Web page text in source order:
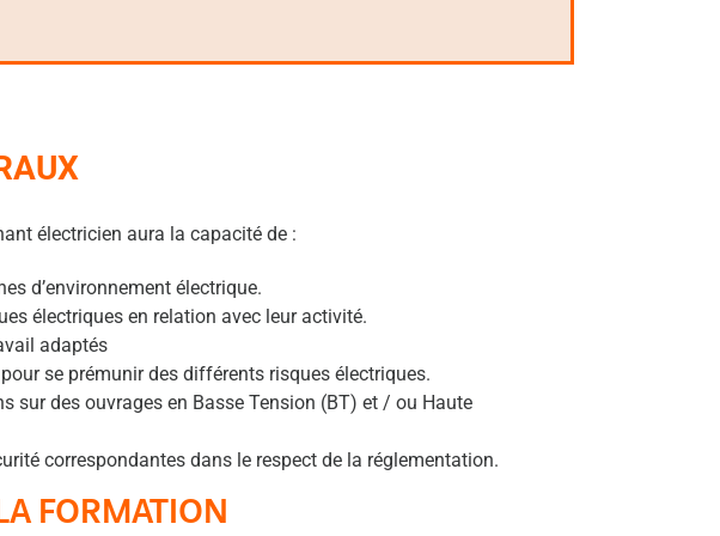
électricien aura la capacité de :
d’environnement électrique.
électriques en relation avec leur activité.
adaptés
se prémunir des différents risques électriques.
sur des ouvrages en Basse Tension (BT) et / ou Haute
correspondantes dans le respect de la réglementation.
FORMATION